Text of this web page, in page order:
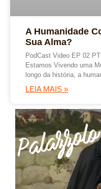
A Humanidade
Sua Alma?
PodCast Video EP 02
Estamos Vivendo uma
longo da história, a
LEIA MAIS »